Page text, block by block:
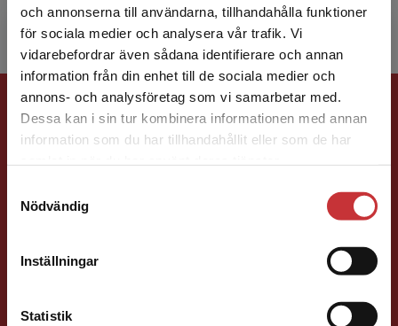
och annonserna till användarna, tillhandahålla funktioner
för sociala medier och analysera vår trafik. Vi
vidarebefordrar även sådana identifierare och annan
information från din enhet till de sociala medier och
annons- och analysföretag som vi samarbetar med.
Dessa kan i sin tur kombinera informationen med annan
information som du har tillhandahållit eller som de har
Nödvändig
Inställningar
Statistik
Begränsad fraktregion
Det verkar som att du besöker
studentlitteratur.se via en enhet utanför Sverige.
Vi erbjuder inte leveranser utanför Sverige. För
att kunna slutföra ett köp måste
Förlagskontakt